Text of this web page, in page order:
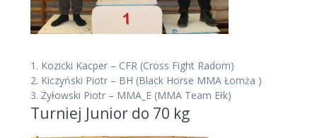
1. Kozicki Kacper – CFR (Cross Fight Radom)
2. Kiczyński Piotr – BH (Black Horse MMA Łomża )
3. Żyłowski Piotr – MMA_E (MMA Team Ełk)
Turniej Junior do 70 kg